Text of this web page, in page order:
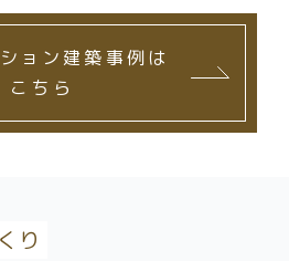
ョン建築事例は
こちら
り